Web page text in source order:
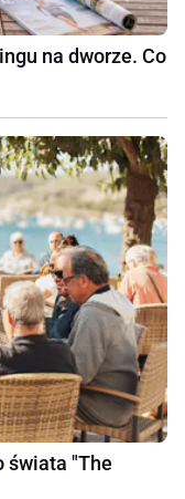
na dworze. Co
świata "The